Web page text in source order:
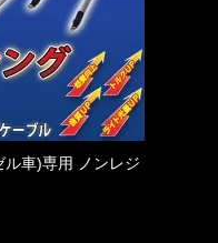
車)専用 ノンレジ